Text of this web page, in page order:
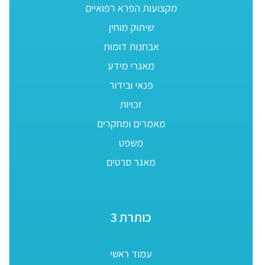
מקצועות הפרא רפואיים
שיתוק מוחין
אבחנות דומות
מאגרי מידע
פנאי ובידור
זכויות
מאמרים ומחקרים
משפט
מאגר סרטים
כותרת 3
עמוד ראשי